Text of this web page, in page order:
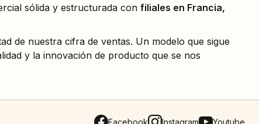
sólida y estructurada con filiales en Francia,
de nuestra cifra de ventas. Un modelo que sigue
y la innovación de producto que se nos
Facebook Instagram Youtube